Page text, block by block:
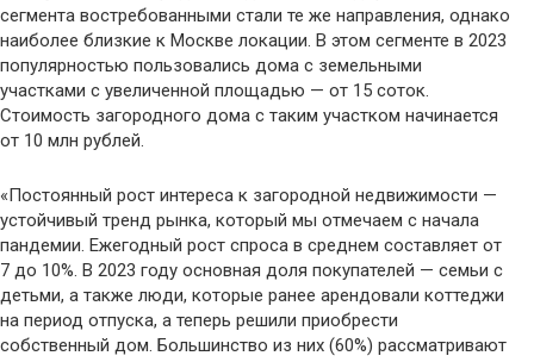
сегмента востребованными стали те же направления, однако
наиболее близкие к Москве локации. В этом сегменте в 2023
популярностью пользовались дома с земельными
участками с увеличенной площадью — от 15 соток.
Стоимость загородного дома с таким участком начинается
от 10 млн рублей.
«Постоянный рост интереса к загородной недвижимости —
устойчивый тренд рынка, который мы отмечаем с начала
пандемии. Ежегодный рост спроса в среднем составляет от
7 до 10%. В 2023 году основная доля покупателей — семьи с
детьми, а также люди, которые ранее арендовали коттеджи
на период отпуска, а теперь решили приобрести
собственный дом. Большинство из них (60%) рассматривают